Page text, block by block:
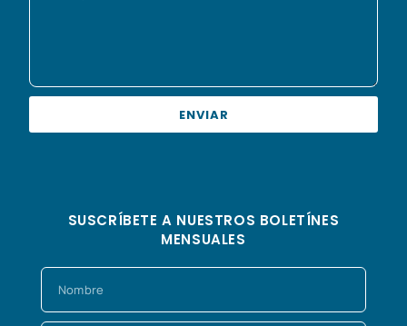
ENVIAR
SUSCRÍBETE A NUESTROS BOLETÍNES
MENSUALES